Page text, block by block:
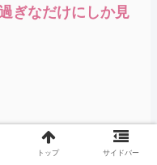
ぎなだけにしか見
ID:hZaT1hK/0
トップ サイドバー